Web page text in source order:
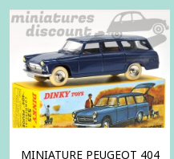
MINIATURE PEUGEOT 404